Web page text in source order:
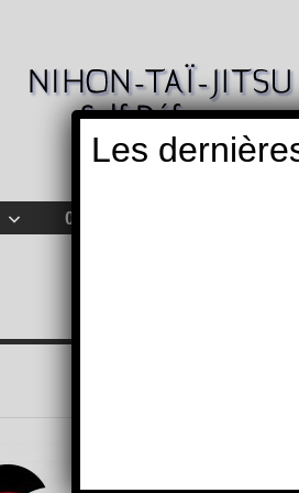
OÙ PRATIQUER
Les